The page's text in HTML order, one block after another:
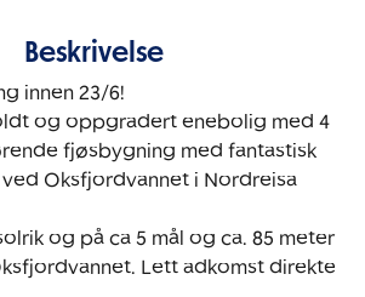
Beskrivelse
innen 23/6!
og oppgradert enebolig med 4
fjøsbygning med fantastisk
Oksfjordvannet i Nordreisa
og på ca 5 mål og ca. 85 meter
Lett adkomst direkte